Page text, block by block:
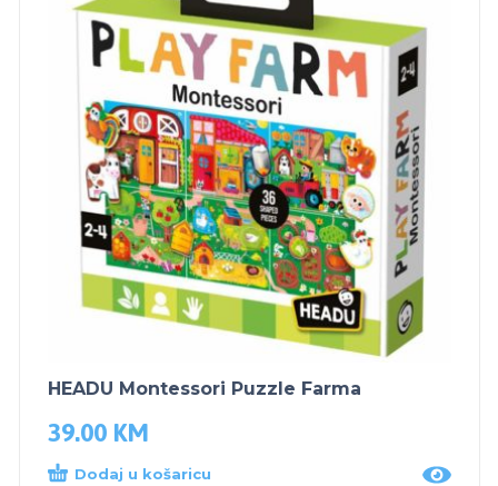
HEADU Montessori Puzzle Farma
39.00 KM
Dodaj u košaricu